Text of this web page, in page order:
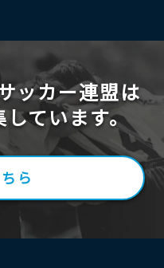
ッカー連盟は
ています。
ら